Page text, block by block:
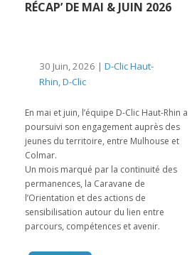
RÉCAP’ DE MAI & JUIN 2026
30 Juin, 2026 | D-Clic Haut-
Rhin,D-Clic
En mai et juin, l’équipe D-Clic Haut-Rhin a
poursuivi son engagement auprès des
jeunes du territoire, entre Mulhouse et
Colmar.
Un mois marqué par la continuité des
permanences, la Caravane de
l’Orientation et des actions de
sensibilisation autour du lien entre
parcours, compétences et avenir.